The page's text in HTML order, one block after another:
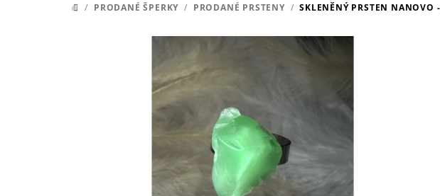
DOMŮ
/ PRODANÉ ŠPERKY / PRODANÉ PRSTENY / SKLENĚNÝ PRSTEN NANOVO